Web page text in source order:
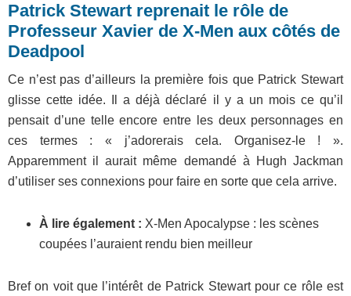
Patrick Stewart reprenait le rôle de
Professeur Xavier de X-Men aux côtés de
Deadpool
Ce n’est pas d’ailleurs la première fois que Patrick Stewart
glisse cette idée. Il a déjà déclaré il y a un mois ce qu’il
pensait d’une telle encore entre les deux personnages en
ces termes : « j’adorerais cela. Organisez-le ! ».
Apparemment il aurait même demandé à Hugh Jackman
d’utiliser ses connexions pour faire en sorte que cela arrive.
À lire également : X-Men Apocalypse : les scènes
coupées l’auraient rendu bien meilleur
Bref on voit que l’intérêt de Patrick Stewart pour ce rôle est